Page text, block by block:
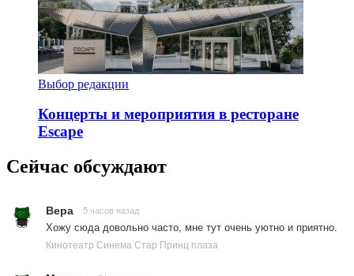
Выбор редакции
Концерты и мероприятия в ресторане
Escape
Сейчас обсуждают
Вера 5 часов назад
Хожу сюда довольно часто, мне тут очень уютно и приятно.
Кинотеатр Синема Стар Принц плаза